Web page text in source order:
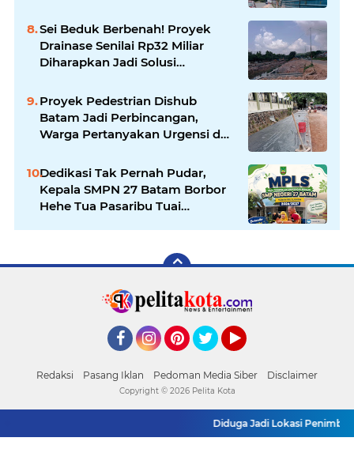
Sei Beduk Berbenah! Proyek
Drainase Senilai Rp32 Miliar
Diharapkan Jadi Solusi
Proyek Pedestrian Dishub
Batam Jadi Perbincangan,
Warga Pertanyakan Urgensi dan
Dedikasi Tak Pernah Pudar,
Kepala SMPN 27 Batam Borbor
Hehe Tua Pasaribu Tuai
Redaksi Pasang Iklan Pedoman Media Siber Disclaimer
Diduga Jadi Lokasi
Copyright © 2026 Pelita Kota